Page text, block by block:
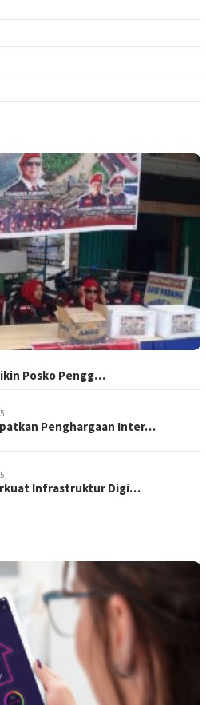
Posko Pengg…
Penghargaan Inter…
Infrastruktur Digi…